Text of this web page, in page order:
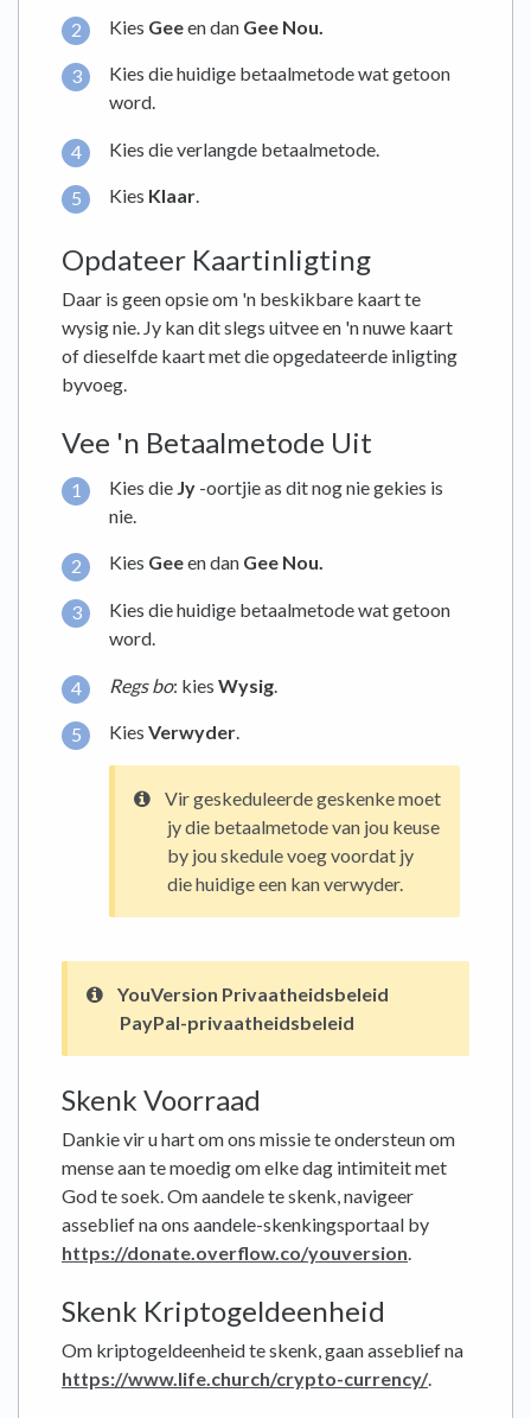
Kies Geeen dan Gee Nou.
Kies die huidige betaalmetode wat getoon
word.
Kies die verlangde betaalmetode.
Kies Klaar.
Opdateer Kaartinligting
Daar is geen opsie om 'n beskikbare kaart te
wysig nie. Jy kan dit slegs uitvee en 'n nuwe kaart
of dieselfde kaart met die opgedateerde inligting
byvoeg.
Vee 'n Betaalmetode Uit
Kies die Jy -oortjie as dit nog nie gekies is
nie.
Kies Geeen dan Gee Nou.
Kies die huidige betaalmetode wat getoon
word.
Regs bo: kies Wysig
Kies Verwyder.
Vir geskeduleerde geskenke moet
jy die betaalmetode van jou keuse
by jou skedule voeg voordat jy
die huidige een kan verwyder.
YouVersion Privaatheidsbeleid
PayPal-privaatheidsbeleid
Skenk Voorraad
Dankie vir u hart om ons missie te ondersteun om
mense aan te moedig om elke dag intimiteit met
God te soek. Om aandele te skenk, navigeer
asseblief na ons aandele-skenkingsportaal by
https://donate.overflow.co/youversion.
Skenk Kriptogeldeenheid
Om kriptogeldeenheid te skenk, gaan asseblief na
https://www.life.church/crypto-currency/.